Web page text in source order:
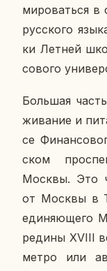
ми­ро­вать­ся в
рус­ско­го
ки Летней
со­во­го
Боль­шая
жи­ва­ние и
се
ском
Москвы. Это
от Москвы в
еди­ня­ю­ще­го
ре­ди­ны XVIII
метро или